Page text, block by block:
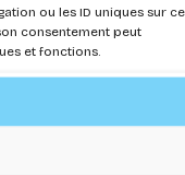
ou les ID uniques sur ce
consentement peut
et fonctions.